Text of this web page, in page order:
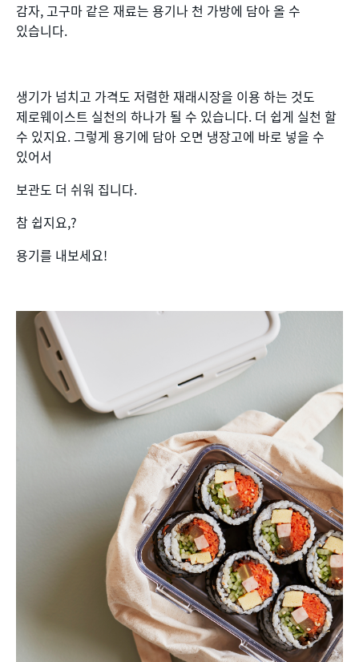
감자, 고구마 같은 재료는 용기나 천 가방에 담아 올 수
있습니다.
생기가 넘치고 가격도 저렴한 재래시장을 이용 하는 것도
제로웨이스트 실천의 하나가 될 수 있습니다. 더 쉽게 실천 할
수 있지요. 그렇게 용기에 담아 오면 냉장고에 바로 넣을 수
있어서
보관도 더 쉬워 집니다.
참 쉽지요,?
용기를 내보세요!